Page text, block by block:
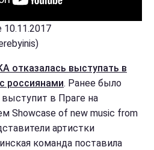
10.11.2017
отказалась выступать в
россиянами. Ранее было
в Праге на
Showcase of new music from
артистки
команда поставила